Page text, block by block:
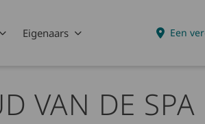
Eigenaars Een
VAN DE SPA